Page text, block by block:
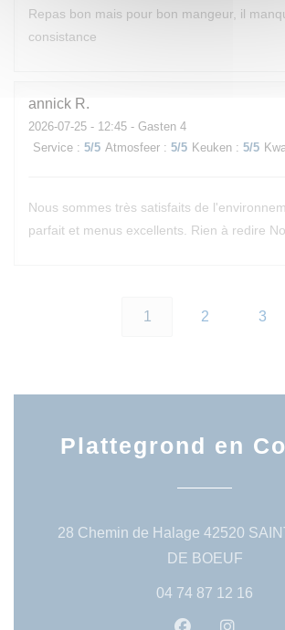
Repas bon mais pour bon mangeur, il
consistance
annick R
2026-07-25 - 12:45 - Gasten 4
Service : 5/5 Atmosfeer : 5/5 Keuken : 5/5
Nous sommes très satisfaits de
parfait et menus excellents. Rien à redire
1 2 3
Plattegrond en
28 Chemin de Halage 42520
DE BOEUF
04 74 87 12 16